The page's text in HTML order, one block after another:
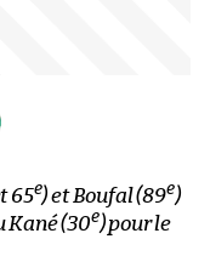
65e) et Boufal (89e)
Kané (30e) pour le